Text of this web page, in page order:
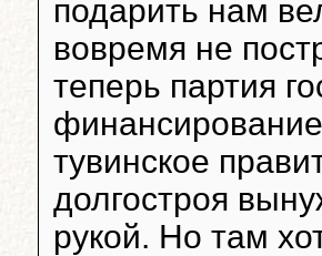
подарить нам
вовремя не
теперь партия
тувинское
долгостроя
рукой. Но там